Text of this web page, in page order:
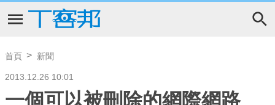
首頁 新聞
2013.12.26 10:01
一個可以被刪除的網際網路